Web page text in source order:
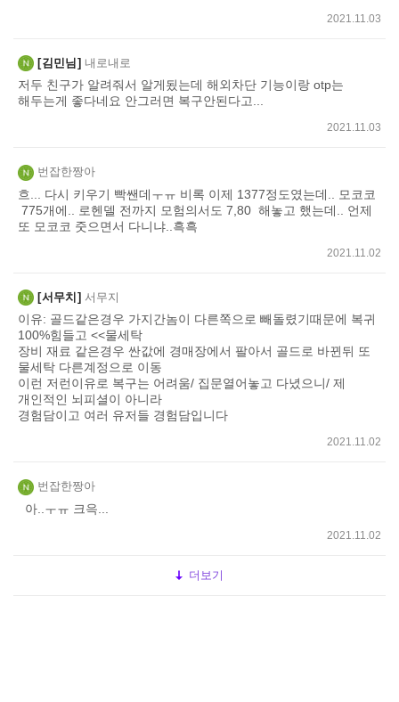
2021.11.03
김민님 내로내로
저두 친구가 알려줘서 알게됬는데 해외차단 기능이랑 otp는
해두는게 좋다네요 안그러면 복구안된다고...
2021.11.03
번잡한짱아
흐... 다시 키우기 빡쌘데ㅜㅠ 비록 이제 1377정도였는데.. 모코코
775개에.. 로헨델 전까지 모험의서도 7,80 해놓고 했는데.. 언제
또 모코코 줏으면서 다니냐..흑흑
2021.11.02
서무치 서무지
이유: 골드같은경우 가지간놈이 다른쪽으로 빼돌렸기때문에 복귀
100%힘들고 <<물세탁
장비 재료 같은경우 싼값에 경매장에서 팔아서 골드로 바뀐뒤 또
물세탁 다른계정으로 이동
이런 저런이유로 복구는 어려움/ 집문열어놓고 다녔으니/ 제
개인적인 뇌피셜이 아니라
경험담이고 여러 유저들 경험담입니다
2021.11.02
번잡한짱아
아..ㅜㅠ 크윽...
2021.11.02
더보기